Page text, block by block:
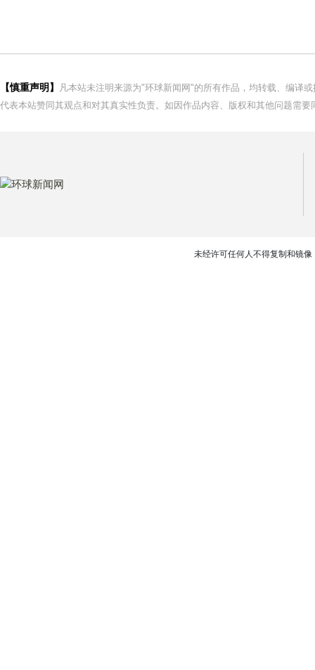
【慎重声明】
凡本站未注明来源为"环球新闻网"的所有作品，均转载、编译
代表本站赞同其观点和对其真实性负责。如因作品内容、版权和其他问题需
未经许可任何人不得复制和镜